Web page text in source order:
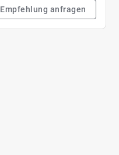
Empfehlung anfragen